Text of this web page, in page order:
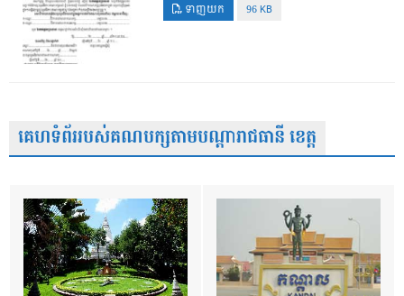
ទាញយក 96 KB
គេហទំព័ររបស់គណបក្សតាមបណ្តារាជធានី ខេត្ត